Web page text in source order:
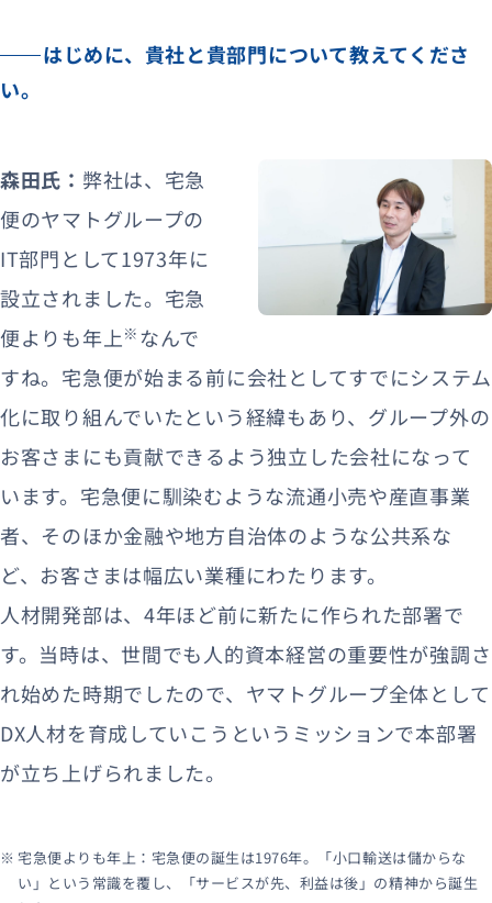
はじめに、貴社と貴部門について教えてくださ
い。
森田氏： 弊社は、宅急
便のヤマトグループの
IT部門として1973年に
設立されました。宅急
便よりも年上※ なんで
すね。宅急便が始まる前に会社としてすでにシステム
化に取り組んでいたという経緯もあり、グループ外の
お客さまにも貢献できるよう独立した会社になって
います。宅急便に馴染むような流通小売や産直事業
者、そのほか金融や地方自治体のような公共系な
ど、お客さまは幅広い業種にわたります。
人材開発部は、4年ほど前に新たに作られた部署で
す。当時は、世間でも人的資本経営の重要性が強調さ
れ始めた時期でしたので、ヤマトグループ全体として
DX人材を育成していこうというミッションで本部署
が立ち上げられました。
宅急便よりも年上：宅急便の誕生は1976年。「小口輸送は儲からな
い」という常識を覆し、「サービスが先、利益は後」の精神から誕生